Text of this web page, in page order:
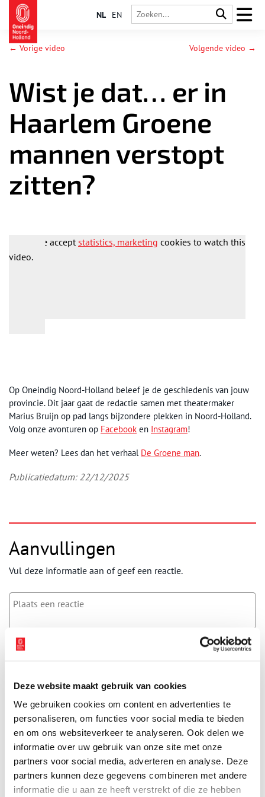
Deze website maakt gebruik van cookies
We gebruiken cookies om content en advertenties te
personaliseren, om functies voor social media te bieden
en om ons websiteverkeer te analyseren. Ook delen we
informatie over uw gebruik van onze site met onze
partners voor social media, adverteren en analyse. Deze
partners kunnen deze gegevens combineren met andere
informatie die u aan ze heeft verstrekt of die ze hebben
NL EN
← Vorige video Volgende video →
Wist je dat… er in
Haarlem Groene
mannen verstopt
zitten?
Please acceptstatistics, marketing cookies to watch this
video.
Op Oneindig Noord-Holland beleef je de geschiedenis van jouw
provincie. Dit jaar gaat de redactie samen met theatermaker
Marius Bruijn op pad langs bijzondere plekken in Noord-Holland.
Volg onze avonturen op Facebook en Instagram!
Meer weten? Lees dan het verhaal De Groene man.
Publicatiedatum: 22/12/2025
Aanvullingen
Vul deze informatie aan of geef een reactie.
Vereiste velden zijn gemarkeerd met *. Het e-mailadres wordt niet
gepubliceerd.
E-mail*
Vink dit aan als u op de hoogte gehouden wil worden.